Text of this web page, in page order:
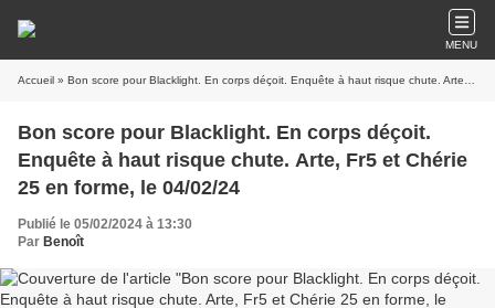
MENU
Accueil » Bon score pour Blacklight. En corps déçoit. Enquête à haut risque chute. Arte, Fr5 et Chérie 25 en forme, le 04/02/24
Bon score pour Blacklight. En corps déçoit.
Enquête à haut risque chute. Arte, Fr5 et Chérie
25 en forme, le 04/02/24
Publié le 05/02/2024 à 13:30
Par Benoît